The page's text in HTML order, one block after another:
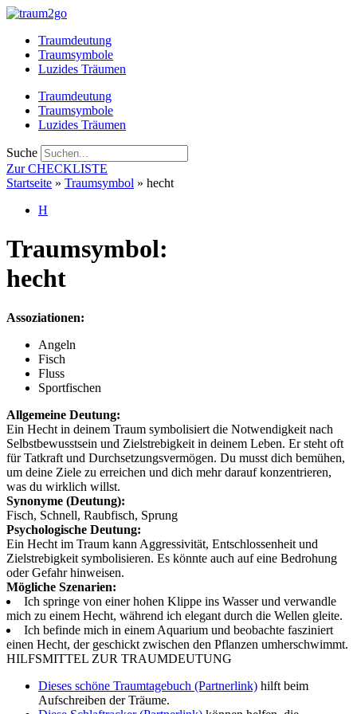
Zum
springenTraumdeutung
Traumsymbole
Luzides Träumen
Traumdeutung
Traumsymbole
Luzides Träumen
Suche
Zur CHECKLISTE
Startseite » Traumsymbol » hecht
H
Traumsymbol:
hecht
Assoziationen:
Angeln
Fisch
Fluss
Sportfischen
Allgemeine Deutung:
Ein Hecht in deinem Traum symbolisiert die Notwendigkeit nach
Selbstbewusstsein und Zielstrebigkeit in deinem Leben. Er steht oft
für Tatkraft und Durchsetzungsvermögen. Du musst dich bemühen,
um deine Ziele zu erreichen und dich mehr darauf konzentrieren,
was du wirklich willst.
Synonyme (Deutung):
Fisch, Schnell, Raubfisch, Sprung
Psychologische Deutung:
Ein Hecht im Traum kann Aggressivität, Entschlossenheit und
Zielstrebigkeit symbolisieren. Es könnte auch auf eine Bedrohung
oder Gefahr hinweisen.
Mögliche Szenarien:
Ich springe von einer hohen Klippe ins Wasser und verwandle
mich zu einem Hecht, während ich elegant durch die Wellen gleite.
Ich befinde mich in einem Aquarium und beobachte fasziniert
einen Hecht, der geschickt zwischen den Pflanzen umherschwimmt.
HILFSMITTEL ZUR TRAUMDEUTUNG
Dieses schöne Traumtagebuch (Partnerlink) hilft beim
Aufschreiben der Träume.